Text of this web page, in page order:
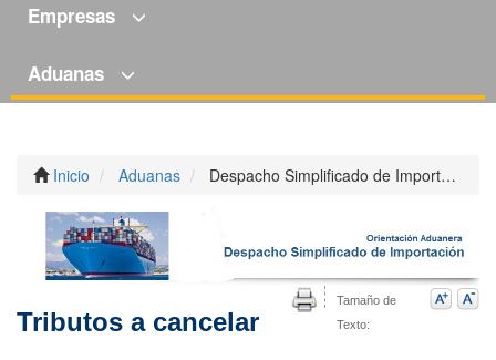
Empresas
Aduanas
Inicio Aduanas Despacho Simplificado de Importación
Tamaño de
Texto:
Tributos a cancelar